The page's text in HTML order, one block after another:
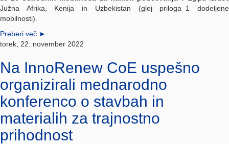
Južna Afrika, Kenija in Uzbekistan (glej priloga_1 dodeljene
mobilnosti).
Preberi več ►
torek, 22. november 2022
Na InnoRenew CoE uspešno
organizirali mednarodno
konferenco o stavbah in
materialih za trajnostno
prihodnost